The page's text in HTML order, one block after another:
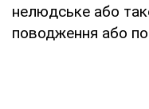
нелюдське або
поводження або